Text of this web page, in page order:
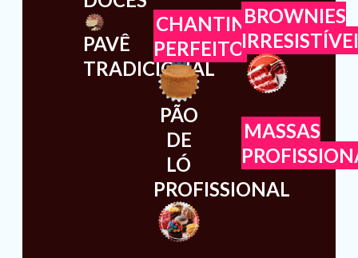
PAVÊ
TRADICIONAL
CHANTININHO
PERFEITO
PÃO
DE
LÓ
PROFISSIONAL
BROWNIES
MASSAS